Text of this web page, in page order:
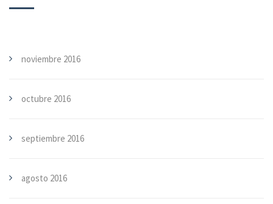
noviembre 2016
octubre 2016
septiembre 2016
agosto 2016